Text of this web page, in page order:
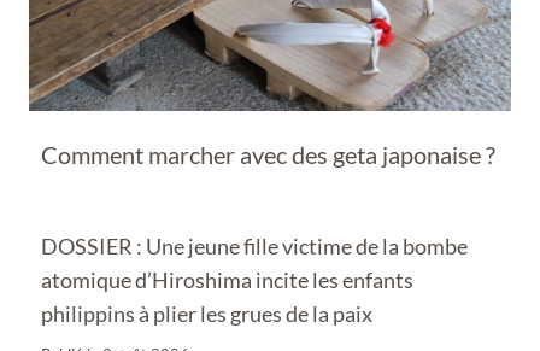
Comment marcher avec des geta japonaise ?
DOSSIER : Une jeune fille victime de la bombe
atomique d’Hiroshima incite les enfants
philippins à plier les grues de la paix